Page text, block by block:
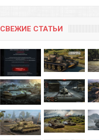
СВЕЖИЕ СТАТЬИ